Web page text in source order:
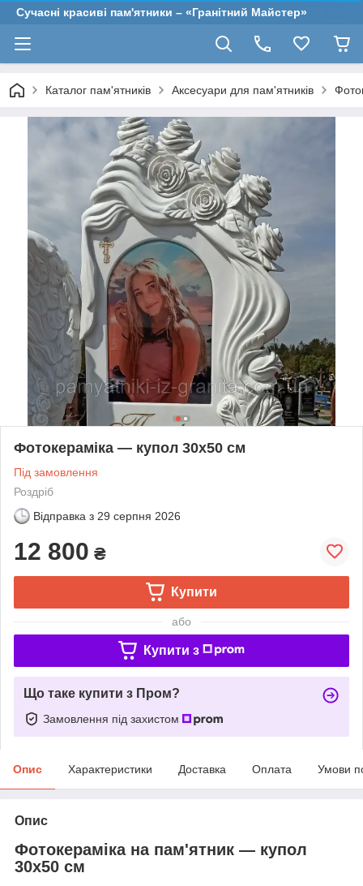
Сучасні красиві пам'ятники – «Гранітний Майстер»
Каталог пам'ятників Аксесуари для пам'ятників
Фотокераміка — купол 30х50 см
Під замовлення
Роздріб
Відправка з 29 серпня 2026
12 800 ₴
Купити
або
Купити з
Що таке купити з Пром?
Замовлення під захистом
Опис Характеристики Доставка Оплата Умови
Опис
Фотокераміка на пам'ятник — купол
30х50 см